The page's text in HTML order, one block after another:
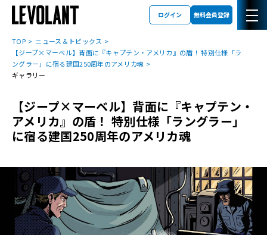
ログイン 無料会員登録
TOP
ニュース＆トピックス
【ジープ×マーベル】背面に『キャプテン・アメリカ』の盾！ 特別仕様「ラ
ングラー」に宿る建国250周年のアメリカ魂
ギャラリー
【ジープ×マーベル】背面に『キャプテン・
アメリカ』の盾！ 特別仕様「ラングラー」
に宿る建国250周年のアメリカ魂